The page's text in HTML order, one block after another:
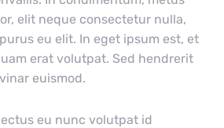
elit neque consectetur nulla,
eu elit. In eget ipsum est, et
erat volutpat. Sed hendrerit
euismod.
eu nunc volutpat id